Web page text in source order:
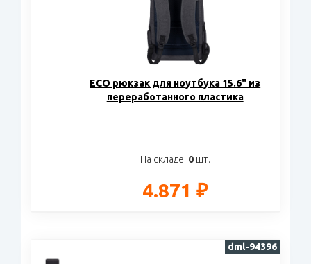
ECO рюкзак для ноутбука 15.6" из
переработанного пластика
На складе: 0шт.
4.871 ₽
dml-94396